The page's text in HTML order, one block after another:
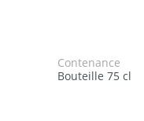
Contenance
Bouteille 75 cl